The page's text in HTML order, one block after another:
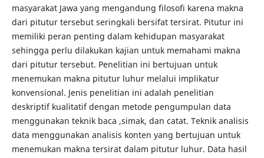
masyarakat Jawa yang mengandung filosofi karena makna
dari pitutur tersebut seringkali bersifat tersirat. Pitutur ini
memiliki peran penting dalam kehidupan masyarakat
sehingga perlu dilakukan kajian untuk memahami makna
dari pitutur tersebut. Penelitian ini bertujuan untuk
menemukan makna pitutur luhur melalui implikatur
konvensional. Jenis penelitian ini adalah penelitian
deskriptif kualitatif dengan metode pengumpulan data
menggunakan teknik baca ,simak, dan catat. Teknik analisis
data menggunakan analisis konten yang bertujuan untuk
menemukan makna tersirat dalam pitutur luhur. Data hasil